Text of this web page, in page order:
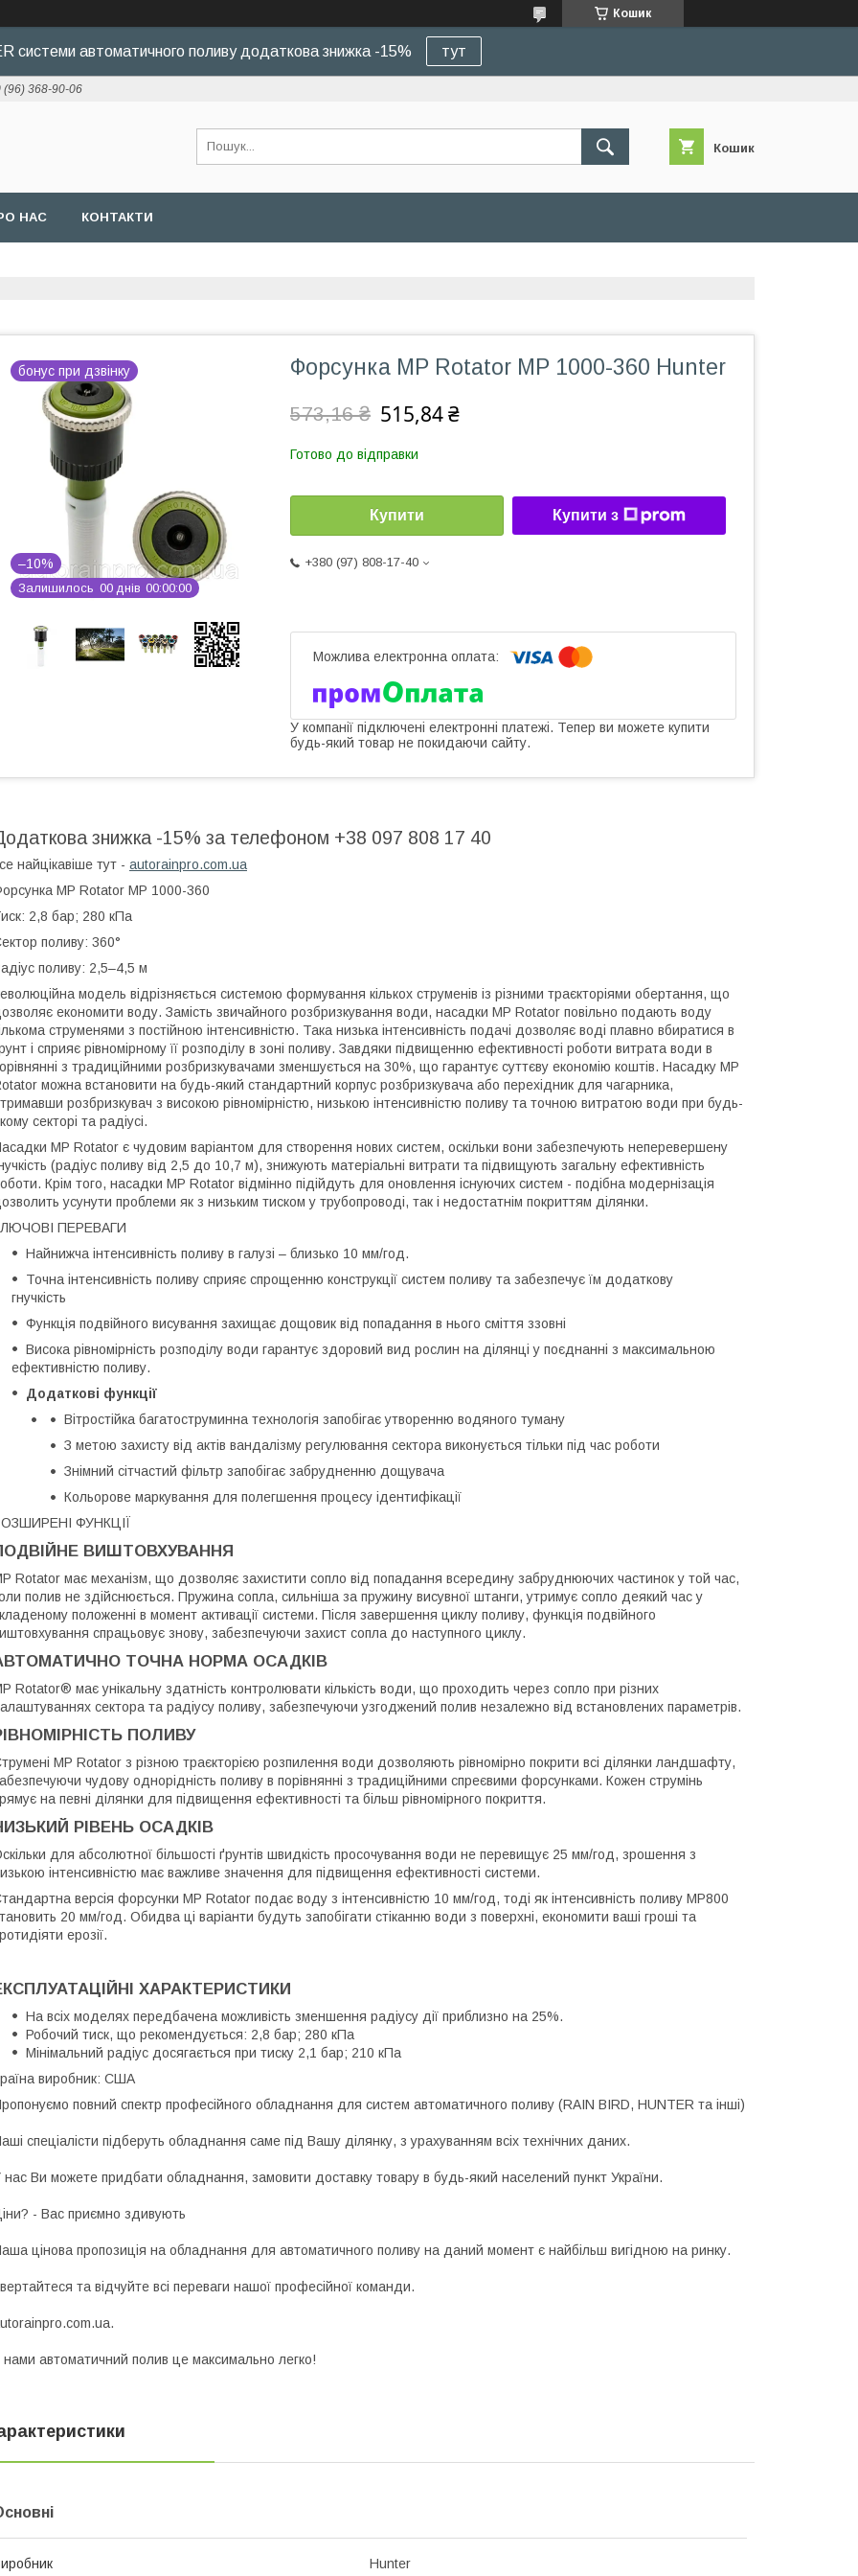
Кошик
системи автоматичного поливу додаткова знижка -15% тут
(96) 368-90-06
Кошик
НАС КОНТАКТИ
бонус при дзвінку
–10%
Залишилось 00 днів 00 00 00
Форсунка MP Rotator MP 1000-360 Hunter
573,16 ₴ 515,84 ₴
Готово до відправки
Купити Купити з
+380 (97) 808-17-40
У компанії підключені електронні платежі. Тепер ви можете купити
будь-який товар не покидаючи сайту.
знижка -15% за телефоном +38 097 808 17 40
найцікавіше тут - autorainpro.com.ua
MP Rotator MP 1000-360
2,8 бар; 280 кПа
поливу: 360°
поливу: 2,5–4,5 м
модель відрізняється системою формування кількох струменів із різними траєкторіями обертання, що
економити воду. Замість звичайного розбризкування води, насадки MP Rotator повільно подають воду
струменями з постійною інтенсивністю. Така низька інтенсивність подачі дозволяє воді плавно вбиратися в
і сприяє рівномірному її розподілу в зоні поливу. Завдяки підвищенню ефективності роботи витрата води в
з традиційними розбризкувачами зменшується на 30%, що гарантує суттєву економію коштів. Насадку MP
можна встановити на будь-який стандартний корпус розбризкувача або перехідник для чагарника,
розбризкувач з високою рівномірністю, низькою інтенсивністю поливу та точною витратою води при будь-
секторі та радіусі.
MP Rotator є чудовим варіантом для створення нових систем, оскільки вони забезпечують неперевершену
(радіус поливу від 2,5 до 10,7 м), знижують матеріальні витрати та підвищують загальну ефективність
Крім того, насадки MP Rotator відмінно підійдуть для оновлення існуючих систем - подібна модернізація
усунути проблеми як з низьким тиском у трубопроводі, так і недостатнім покриттям ділянки.
ПЕРЕВАГИ
Найнижча інтенсивність поливу в галузі – близько 10 мм/год.
Точна інтенсивність поливу сприяє спрощенню конструкції систем поливу та забезпечує їм додаткову
гнучкість
Функція подвійного висування захищає дощовик від попадання в нього сміття ззовні
Висока рівномірність розподілу води гарантує здоровий вид рослин на ділянці у поєднанні з максимальною
ефективністю поливу.
Додаткові функції
Вітростійка багатоструминна технологія запобігає утворенню водяного туману
З метою захисту від актів вандалізму регулювання сектора виконується тільки під час роботи
Знімний сітчастий фільтр запобігає забрудненню дощувача
Кольорове маркування для полегшення процесу ідентифікації
ФУНКЦІЇ
ВИШТОВХУВАННЯ
Rotator має механізм, що дозволяє захистити сопло від попадання всередину забруднюючих частинок у той час,
полив не здійснюється. Пружина сопла, сильніша за пружину висувної штанги, утримує сопло деякий час у
положенні в момент активації системи. Після завершення циклу поливу, функція подвійного
спрацьовує знову, забезпечуючи захист сопла до наступного циклу.
ТОЧНА НОРМА ОСАДКІВ
Rotator® має унікальну здатність контролювати кількість води, що проходить через сопло при різних
сектора та радіусу поливу, забезпечуючи узгоджений полив незалежно від встановлених параметрів.
ПОЛИВУ
MP Rotator з різною траєкторією розпилення води дозволяють рівномірно покрити всі ділянки ландшафту,
чудову однорідність поливу в порівнянні з традиційними спреєвими форсунками. Кожен струмінь
на певні ділянки для підвищення ефективності та більш рівномірного покриття.
РІВЕНЬ ОСАДКІВ
для абсолютної більшості ґрунтів швидкість просочування води не перевищує 25 мм/год, зрошення з
інтенсивністю має важливе значення для підвищення ефективності системи.
версія форсунки MP Rotator подає воду з інтенсивністю 10 мм/год, тоді як інтенсивність поливу MP800
20 мм/год. Обидва ці варіанти будуть запобігати стіканню води з поверхні, економити ваші гроші та
ерозії.
ХАРАКТЕРИСТИКИ
На всіх моделях передбачена можливість зменшення радіусу дії приблизно на 25%.
Робочий тиск, що рекомендується: 2,8 бар; 280 кПа
Мінімальний радіус досягається при тиску 2,1 бар; 210 кПа
виробник: США
повний спектр професійного обладнання для систем автоматичного поливу (RAIN BIRD, HUNTER та інші)
спеціалісти підберуть обладнання саме під Вашу ділянку, з урахуванням всіх технічних даних.
наc Ви можете придбати обладнання, замовити доставку товару в будь-який населений пункт України.
- Вас приємно здивують
цінова пропозиція на обладнання для автоматичного поливу на даний момент є найбільш вигідною на ринку.
та відчуйте всі переваги нашої професійної команди.
нами автоматичний полив це максимально легко!
Hunter